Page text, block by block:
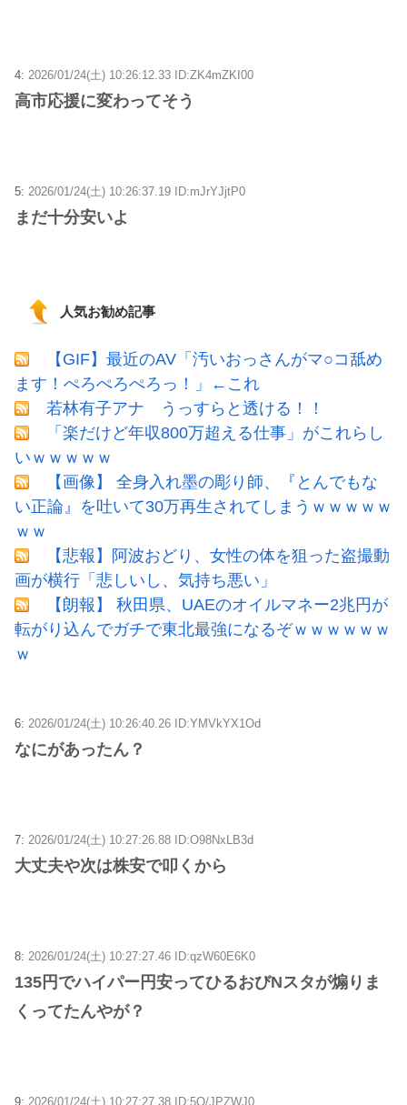
4: 2026/01/24(土) 10:26:12.33 ID:ZK4mZKI00
高市応援に変わってそう
5: 2026/01/24(土) 10:26:37.19 ID:mJrYJjtP0
まだ十分安いよ
人気お勧め記事
【GIF】最近のAV「汚いおっさんがマ○コ舐め
ます！ぺろぺろぺろっ！」←これ
若林有子アナ うっすらと透ける！！
「楽だけど年収800万超える仕事」がこれらし
いｗｗｗｗｗ
【画像】 全身入れ墨の彫り師、『とんでもな
い正論』を吐いて30万再生されてしまうｗｗｗｗｗ
ｗｗ
【悲報】阿波おどり、女性の体を狙った盗撮動
画が横行「悲しいし、気持ち悪い」
【朗報】 秋田県、UAEのオイルマネー2兆円が
転がり込んでガチで東北最強になるぞｗｗｗｗｗｗ
ｗ
6: 2026/01/24(土) 10:26:40.26 ID:YMVkYX1Od
なにがあったん？
7: 2026/01/24(土) 10:27:26.88 ID:O98NxLB3d
大丈夫や次は株安で叩くから
8: 2026/01/24(土) 10:27:27.46 ID:qzW60E6K0
135円でハイパー円安ってひるおびNスタが煽りま
くってたんやが？
9: 2026/01/24(土) 10:27:27.38 ID:5O/JPZWJ0